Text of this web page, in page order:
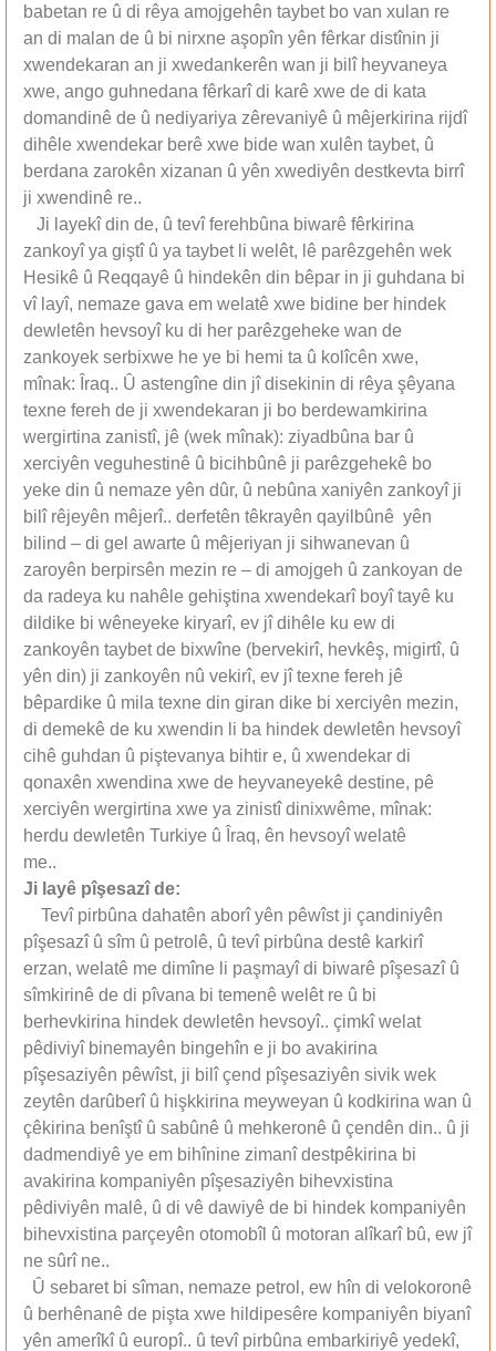
babetan re û di rêya amojgehên taybet bo van xulan re
an di malan de û bi nirxne aşopîn yên fêrkar distînin ji
xwendekaran an ji xwedankerên wan ji bilî heyvaneya
xwe, ango guhnedana fêrkarî di karê xwe de di kata
domandinê de û nediyariya zêrevaniyê û mêjerkirina rijdî
dihêle xwendekar berê xwe bide wan xulên taybet, û
berdana zarokên xizanan û yên xwediyên destkevta birrî
ji xwendinê re..
Ji layekî din de, û tevî ferehbûna biwarê fêrkirina
zankoyî ya giştî û ya taybet li welêt, lê parêzgehên wek
Hesikê û Reqqayê û hindekên din bêpar in ji guhdana bi
vî layî, nemaze gava em welatê xwe bidine ber hindek
dewletên hevsoyî ku di her parêzgeheke wan de
zankoyek serbixwe he ye bi hemi ta û kolîcên xwe,
mînak: Îraq.. Û astengîne din jî disekinin di rêya şêyana
texne fereh de ji xwendekaran ji bo berdewamkirina
wergirtina zanistî, jê (wek mînak): ziyadbûna bar û
xerciyên veguhestinê û bicihbûnê ji parêzgehekê bo
yeke din û nemaze yên dûr, û nebûna xaniyên zankoyî ji
bilî rêjeyên mêjerî.. derfetên têkrayên qayilbûnê yên
bilind – di gel awarte û mêjeriyan ji sihwanevan û
zaroyên berpirsên mezin re – di amojgeh û zankoyan de
da radeya ku nahêle gehiştina xwendekarî boyî tayê ku
dildike bi wêneyeke kiryarî, ev jî dihêle ku ew di
zankoyên taybet de bixwîne (bervekirî, hevkêş, migirtî, û
yên din) ji zankoyên nû vekirî, ev jî texne fereh jê
bêpardike û mila texne din giran dike bi xerciyên mezin,
di demekê de ku xwendin li ba hindek dewletên hevsoyî
cihê guhdan û piştevanya bihtir e, û xwendekar di
qonaxên xwendina xwe de heyvaneyekê destine, pê
xerciyên wergirtina xwe ya zinistî dinixwême, mînak:
herdu dewletên Turkiye û Îraq, ên hevsoyî welatê
me..
Ji layê pîşesazîde:
Tevî pirbûna dahatên aborî yên pêwîst ji çandiniyên
pîşesazî û sîm û petrolê, û tevî pirbûna destê karkirî
erzan, welatê me dimîne li paşmayî di biwarê pîşesazî û
sîmkirinê de di pîvana bi temenê welêt re û bi
berhevkirina hindek dewletên hevsoyî.. çimkî welat
pêdiviyî binemayên bingehîn e ji bo avakirina
pîşesaziyên pêwîst, ji bilî çend pîşesaziyên sivik wek
zeytên darûberî û hişkkirina meyweyan û kodkirina wan û
çêkirina benîştî û sabûnê û mehkeronê û çendên din.. û ji
dadmendiyê ye em bihînine zimanî destpêkirina bi
avakirina kompaniyên pîşesaziyên bihevxistina
pêdiviyên malê, û di vê dawiyê de bi hindek kompaniyên
bihevxistina parçeyên otomobîl û motoran alîkarî bû, ew jî
ne sûrî ne..
Û sebaret bi sîman, nemaze petrol, ew hîn di velokoronê
û berhênanê de pişta xwe hildipesêre kompaniyên biyanî
yên amerîkî û europî.. û tevî pirbûna embarkiriyê yedekî,